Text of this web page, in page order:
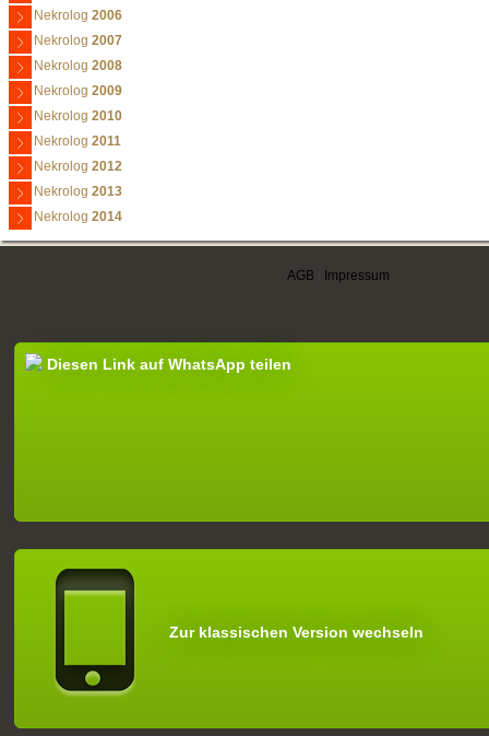
Nekrolog 2006
Nekrolog 2007
Nekrolog 2008
Nekrolog 2009
Nekrolog 2010
Nekrolog 2011
Nekrolog 2012
Nekrolog 2013
Nekrolog 2014
AGB Impressum
Diesen Link auf WhatsApp teilen
Zur klassischen Version wechseln